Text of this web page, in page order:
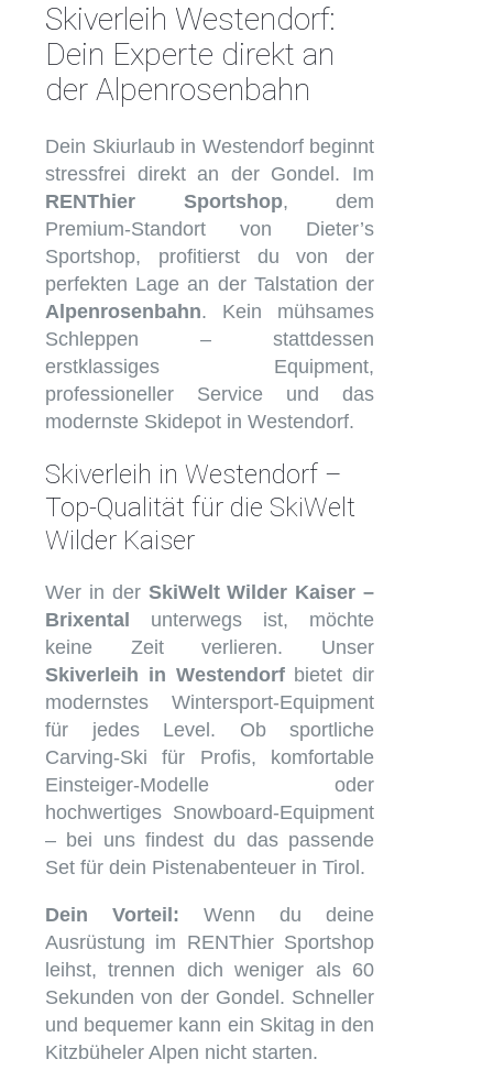
Skiverleih Westendorf:
Dein Experte direkt an
der Alpenrosenbahn
Dein Skiurlaub in Westendorf beginnt
stressfrei direkt an der Gondel. Im
RENThier Sportshop, dem
Premium-Standort von Dieter’s
Sportshop, profitierst du von der
perfekten Lage an der Talstation der
Alpenrosenbahn. Kein mühsames
Schleppen – stattdessen
erstklassiges Equipment,
professioneller Service und das
modernste Skidepot in Westendorf.
Skiverleih in Westendorf –
Top-Qualität für die SkiWelt
Wilder Kaiser
Wer in der SkiWelt Wilder Kaiser –
Brixental
unterwegs ist, möchte
keine Zeit verlieren. Unser
Skiverleih in Westendorfbietet dir
modernstes Wintersport-Equipment
für jedes Level. Ob sportliche
Carving-Ski für Profis, komfortable
Einsteiger-Modelle oder
hochwertiges Snowboard-Equipment
– bei uns findest du das passende
Set für dein Pistenabenteuer in Tirol.
Dein Vorteil: Wenn du deine
Ausrüstung im RENThier Sportshop
leihst, trennen dich weniger als 60
Sekunden von der Gondel. Schneller
und bequemer kann ein Skitag in den
Kitzbüheler Alpen nicht starten.